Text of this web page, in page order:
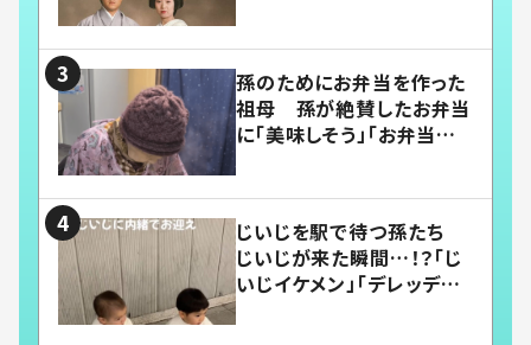
孫のためにお弁当を作った
祖母 孫が絶賛したお弁当
に「美味しそう」「お弁当すご
じいじを駅で待つ孫たち
じいじが来た瞬間…！？「じ
いじイケメン」「デレッデレ」